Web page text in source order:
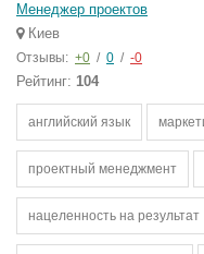
Менеджер проектов
Киев
Отзывы: +0 / 0 / -0
Рейтинг: 104
английский язык
проектный менеджмент
нацеленность на результат